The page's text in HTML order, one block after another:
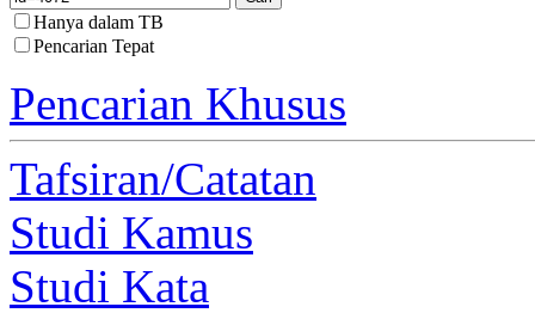
Hanya dalam TB
Pencarian Tepat
Pencarian Khusus
Tafsiran/Catatan
Studi Kamus
Studi Kata